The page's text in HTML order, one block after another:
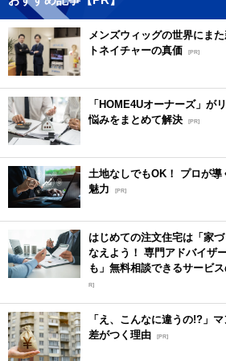
メンズウィッグの世界にま
トネイチャーの真価 [PR]
「HOME4Uオーナーズ」が
悩みをまとめて解決 [PR]
土地なしでもOK！ プロが
魅力
[PR]
はじめての注文住宅は「家
なえよう！ 専門アドバイザ
も」無料相談できるサービ
R]
「え、こんなに違うの!?」
差がつく理由 [PR]